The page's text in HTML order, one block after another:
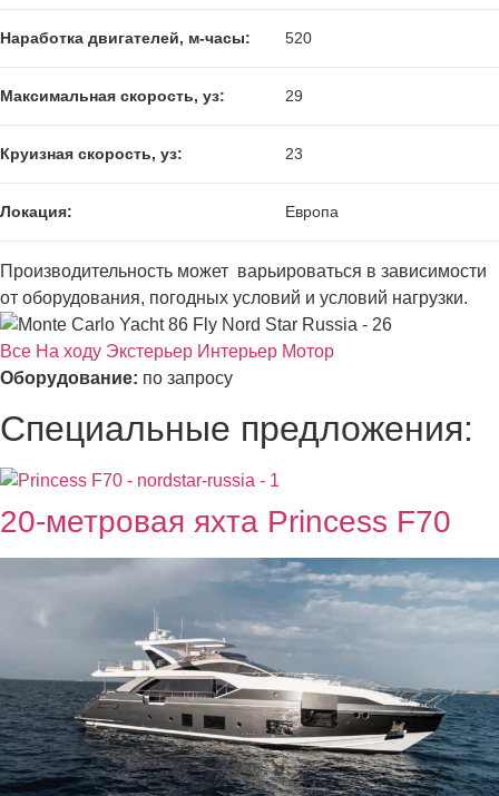
Наработка двигателей, м-часы: 520
Максимальная скорость, уз: 29
Круизная скорость, уз: 23
Локация: Европа
Производительность может варьироваться в зависимости
от оборудования, погодных условий и условий нагрузки.
Все На ходу Экстерьер Интерьер Мотор
Оборудование: по запросу
Специальные предложения:
20-метровая яхта Princess F70